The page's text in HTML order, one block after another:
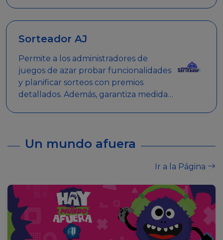
Sorteador AJ
Permite a los administradores de
juegos de azar probar funcionalidades
y planificar sorteos con premios
detallados. Además, garantiza medidas
Un mundo afuera
Ir a la Página